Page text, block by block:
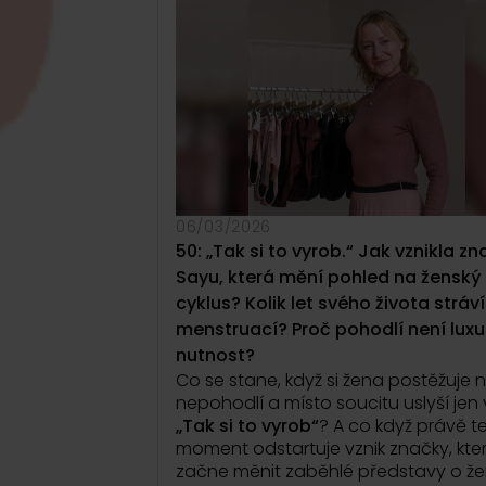
Jak funguje mikromletí a proč díky
může vzniknout masala chai bez
i bez přidaného cukru?
musí změnit, aby takový produkt
kavárnách i u zákazníků?
Řeč přijde i na moment, kdy se
vystoupit z komfortní zóny
postavit se před investory a
to je obhajovat vlastní vizi pod
slyšet, že by firmu měl vést někdo
Prozradí také, že jejich vztah vznikl v
neobvyklém prostředí a od začátku
do hloubky, než bývá běžné. Jak se
dynamika promítá do společného
podnikání?
Epizoda o cestě, která začala
domova.O podnikání ve dvou a o
někdy právě tlak zvenčí může
06/03/2026
50: „Tak si to vyrob.“ Jak vznikla
Sayu, která mění pohled na ženský
cyklus? Kolik let svého života
menstruací? Proč pohodlí není
nutnost?
Co se stane, když si žena postěžuje
nepohodlí a místo soucitu uslyší jen
„Tak si to vyrob“? A co když právě
moment odstartuje vznik značky,
začne měnit zaběhlé představy o